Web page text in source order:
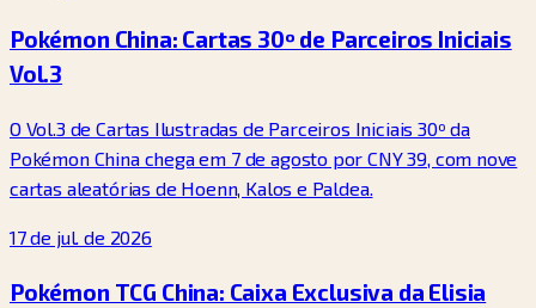
Pokémon China: Cartas 30º de Parceiros Iniciais
Vol.3
O Vol.3 de Cartas Ilustradas de Parceiros Iniciais 30º da
Pokémon China chega em 7 de agosto por CNY 39, com nove
cartas aleatórias de Hoenn, Kalos e Paldea.
17 de jul. de 2026
Pokémon TCG China: Caixa Exclusiva da Elisia